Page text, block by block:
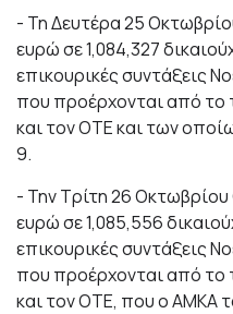
- Τη Δευτέρα 25
ευρώ σε 1,084,327
επικουρικές συντάξεις
που προέρχονται από το
και τον ΟΤΕ και των
9.
- Την Τρίτη 26
ευρώ σε 1,085,556
επικουρικές συντάξεις
που προέρχονται από το
και τον ΟΤΕ, που ο ΑΜΚΑ